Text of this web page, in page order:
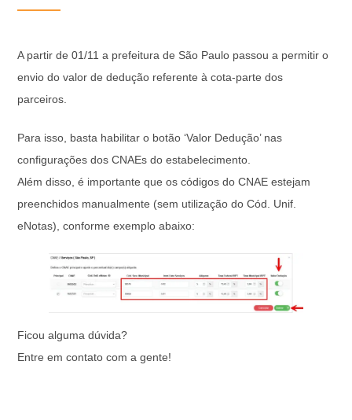
A partir de 01/11 a prefeitura de São Paulo passou a permitir o
envio do valor de dedução referente à cota-parte dos
parceiros.
Para isso, basta habilitar o botão ‘Valor Dedução’ nas
configurações dos CNAEs do estabelecimento.
Além disso, é importante que os códigos do CNAE estejam
preenchidos manualmente (sem utilização do Cód. Unif.
eNotas), conforme exemplo abaixo:
Ficou alguma dúvida?
Entre em contato com a gente!